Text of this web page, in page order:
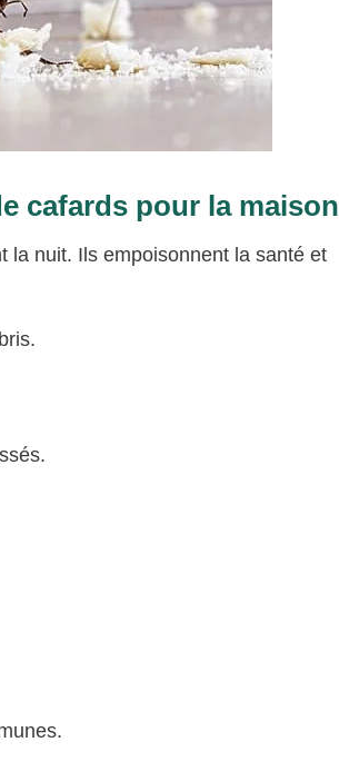
cafards pour la maison
la nuit. Ils empoisonnent la santé et